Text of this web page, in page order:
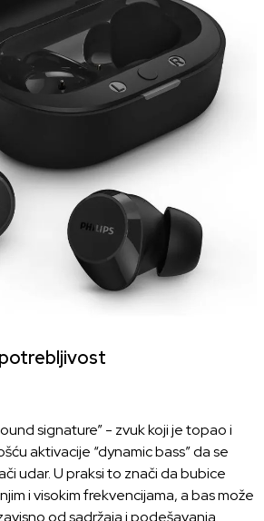
signature” - zvuk koji je topao i
aktivacije “dynamic bass” da se
udar. U praksi to znači da bubice
i visokim frekvencijama, a bas može
od sadržaja i podešavanja.